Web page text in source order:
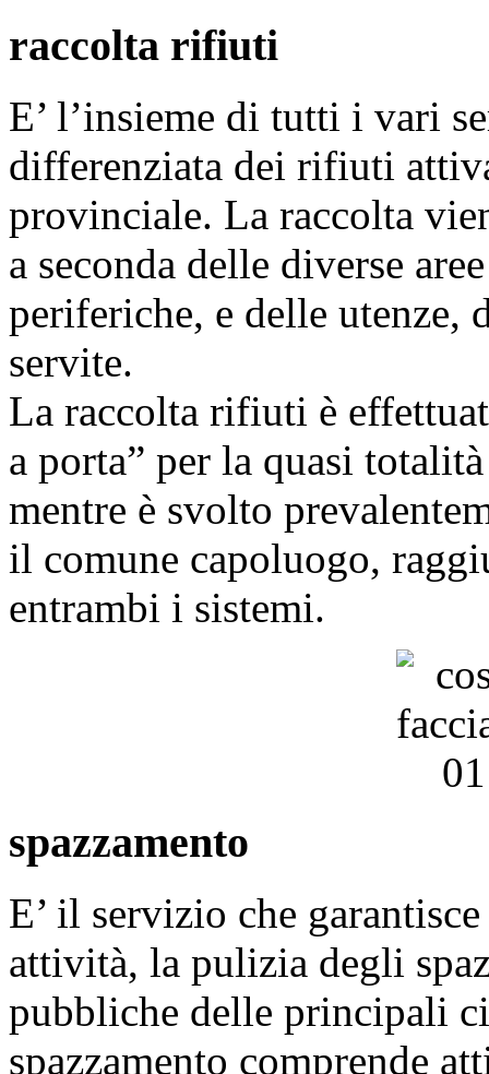
raccolta rifiuti
E’ l’insieme di tutti i vari
differenziata dei rifiuti
provinciale. La raccolta
a seconda delle diverse
periferiche, e delle utenze,
servite.
La raccolta rifiuti è
a porta” per la quasi
mentre è svolto
il comune capoluogo,
entrambi i sistemi.
spazzamento
E’ il servizio che
attività, la pulizia degli
pubbliche delle principali
spazzamento comprende